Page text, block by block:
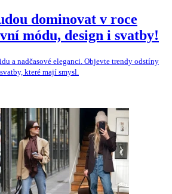
dominovat v roce
módu, design i svatby!
a nadčasové eleganci. Objevte trendy odstíny
které mají smysl.